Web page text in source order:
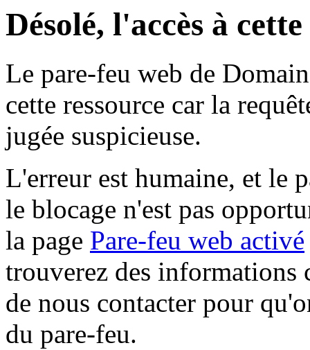
Désolé, l'accès à
Le pare-feu web de
cette ressource car la
jugée suspicieuse.
L'erreur est humaine, et le
le blocage n'est pas
la page Pare-feu web activé
trouverez des informations
de nous contacter pour
du pare-feu.